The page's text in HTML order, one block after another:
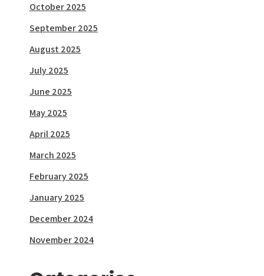
October 2025
September 2025
August 2025
July 2025
June 2025
May 2025
April 2025
March 2025
February 2025
January 2025
December 2024
November 2024